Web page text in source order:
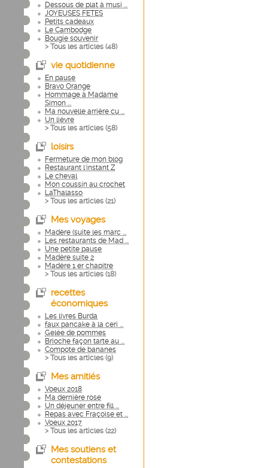
Dessous de plat à musi ...
JOYEUSES FETES
Petits cadeaux
Le Cambodge
Bougie souvenir
> Tous les articles (48)
vie quotidienne
En pause
Bravo Orange
Hommage à Madame
Simon ...
Ma nouvelle arrière cu ...
Un lièvre
> Tous les articles (58)
loisirs
Fermeture de mon blog
Restaurant l'instant Z
Le cheval
Mon coussin au crochet
LaThalasso
> Tous les articles (21)
Mes voyages
Madère (suite les marc ...
Les restaurants de Mad ...
Une petite pause
Madère suite 2
Madère 1 er chapitre
> Tous les articles (18)
recettes
économiques
Les livres Burda
faux pancake à la ceri ...
Gelée de pommes
Brioche façon tarte au ...
Compote de bananes
> Tous les articles (9)
Mes amitiés
Voeux 2018
Ma dernière rose
Un déjeuner entre fill ...
Repas avec Fraçoise et ...
Voeux 2017
> Tous les articles (22)
Mes soutiens et
contestations